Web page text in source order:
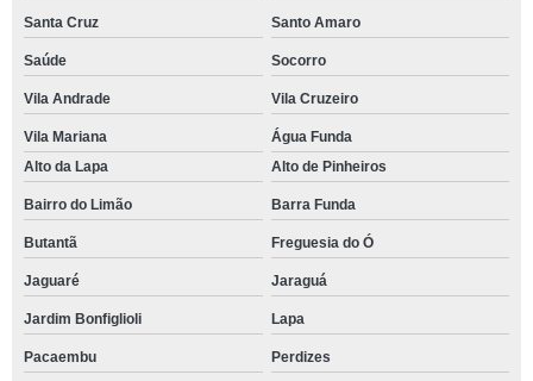
Santa Cruz Santo Amaro
Saúde Socorro
Vila Andrade Vila Cruzeiro
Vila Mariana
Água Funda
Alto da Lapa
Alto de Pinheiros
Bairro do Limão Barra Funda
Butantã Freguesia do Ó
Jaguaré Jaraguá
Jardim Bonfiglioli Lapa
Pacaembu Perdizes